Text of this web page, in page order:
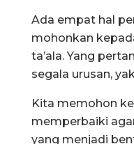
Ada empat hal
mohonkan
ta’ala. Yang
segala urusan,
Kita memohon
memperbaiki
yang menjadi